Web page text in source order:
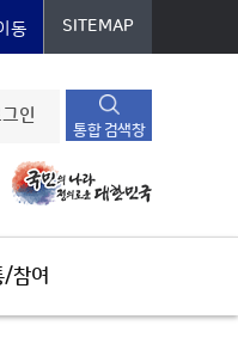
동 SITEMAP
인
통합 검색창
/참여